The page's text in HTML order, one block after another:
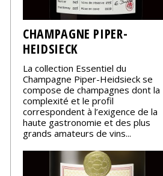
CHAMPAGNE PIPER-
HEIDSIECK
La collection Essentiel du
Champagne Piper-Heidsieck se
compose de champagnes dont la
complexité et le profil
correspondent à l’exigence de la
haute gastronomie et des plus
grands amateurs de vins...